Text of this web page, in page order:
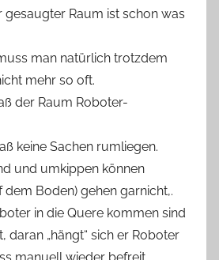
gesaugter Raum ist schon was
man natürlich trotzdem
mehr so oft.
der Raum Roboter-
keine Sachen rumliegen.
und umkippen können
Boden) gehen garnicht,.
in die Quere kommen sind
daran „hängt“ sich er Roboter